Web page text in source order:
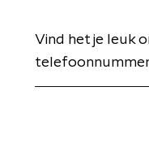
Vind het je leuk
telefoonnummer